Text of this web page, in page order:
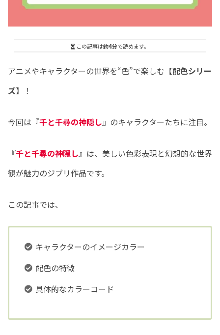
この記事は約4分で読めます。
アニメやキャラクターの世界を“色”で楽しむ【配色シリー
ズ】！
今回は『千と千尋の神隠し』のキャラクターたちに注目。
『千と千尋の神隠し』は、美しい色彩表現と幻想的な世界
観が魅力のジブリ作品です。
この記事では、
キャラクターのイメージカラー
配色の特徴
具体的なカラーコード